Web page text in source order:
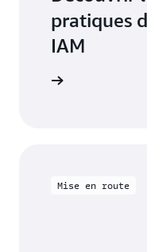
pratiques
IAM
Mise en route